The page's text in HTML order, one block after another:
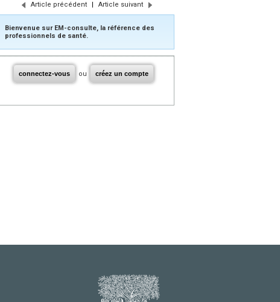
Article précédent | Article suivant
Bienvenue sur EM-consulte, la référence des
professionnels de santé.
connectez-vous ou créez un compte